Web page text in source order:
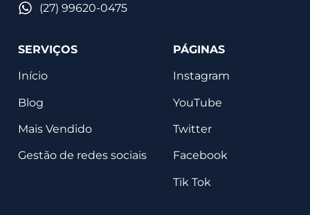
(27) 99620-0475
SERVIÇOS
Início
Blog
Mais Vendido
Gestão de redes sociais
PÁGINAS
Instagram
YouTube
Twitter
Facebook
Tik Tok